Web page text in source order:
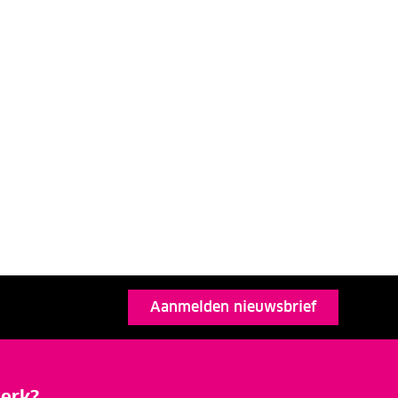
Aanmelden nieuwsbrief